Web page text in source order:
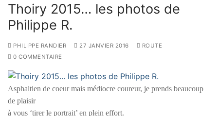
Thoiry 2015… les photos de
Philippe R.
PHILIPPE RANDIER 27 JANVIER 2016
ROUTE
0 COMMENTAIRE
Asphaltien de coeur mais médiocre coureur, je prends beaucoup
de plaisir
à vous ‘tirer le portrait’ en plein effort.